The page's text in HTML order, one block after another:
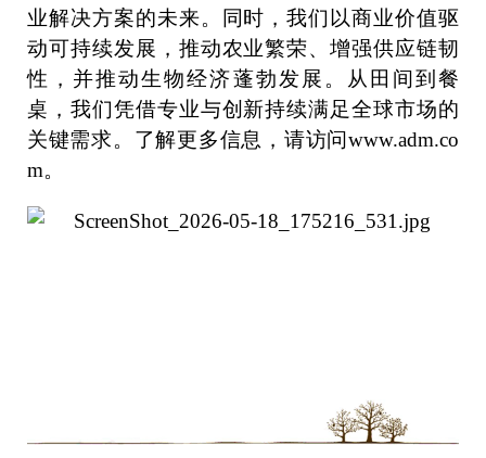
业解决方案的未来。同时，我们以商业价值驱
动可持续发展，推动农业繁荣、增强供应链韧
性，并推动生物经济蓬勃发展。从田间到餐
桌，我们凭借专业与创新持续满足全球市场的
关键需求。了解更多信息，请访问www.adm.co
m。